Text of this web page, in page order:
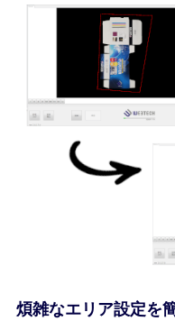
煩雑なエリア設定を